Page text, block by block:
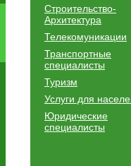
Строительство-
Архитектура
Телекомуникации
Транспортные
специалисты
Туризм
Услуги для
Юридические
специалисты